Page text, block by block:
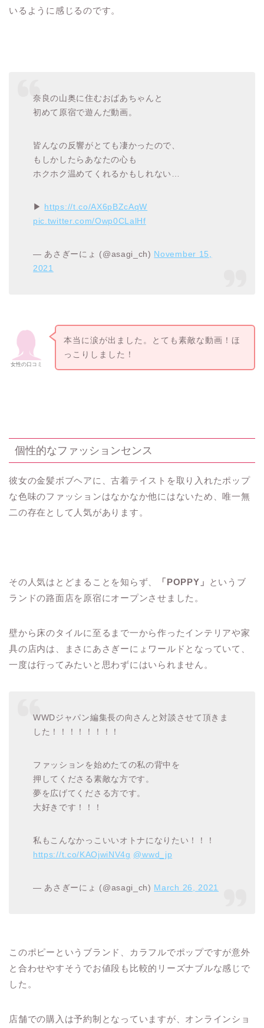
いるように感じるのです。
奈良の山奥に住むおばあちゃんと
初めて原宿で遊んだ動画。
皆んなの反響がとても凄かったので、
もしかしたらあなたの心も
ホクホク温めてくれるかもしれない…
▶︎ https://t.co/AX6pBZcAqW
pic.twitter.com/Owp0CLalHf
— あさぎーにょ (@asagi_ch) November 15,
2021
女性の口コミ
本当に涙が出ました。とても素敵な動画！ほ
っこりしました！
個性的なファッションセンス
彼女の金髪ボブヘアに、古着テイストを取り入れたポップ
な色味のファッションはなかなか他にはないため、唯一無
二の存在として人気があります。
その人気はとどまることを知らず、 「POPPY」
というブ
ランドの路面店を原宿にオープンさせました。
壁から床のタイルに至るまで一から作ったインテリアや家
具の店内は、まさにあさぎーにょワールドとなっていて、
一度は行ってみたいと思わずにはいられません。
WWDジャパン編集長の向さんと対談させて頂きま
した！！！！！！！！
ファッションを始めたての私の背中を
押してくださる素敵な方です。
夢を広げてくださる方です。
大好きです！！！
私もこんなかっこいいオトナになりたい！！！
https://t.co/KAOjwiNV4g @wwd_jp
— あさぎーにょ (@asagi_ch) March 26, 2021
このポピーというブランド、カラフルでポップですが意外
と合わせやすそうでお値段も比較的リーズナブルな感じで
した。
店舗での購入は予約制となっていますが、オンラインショ